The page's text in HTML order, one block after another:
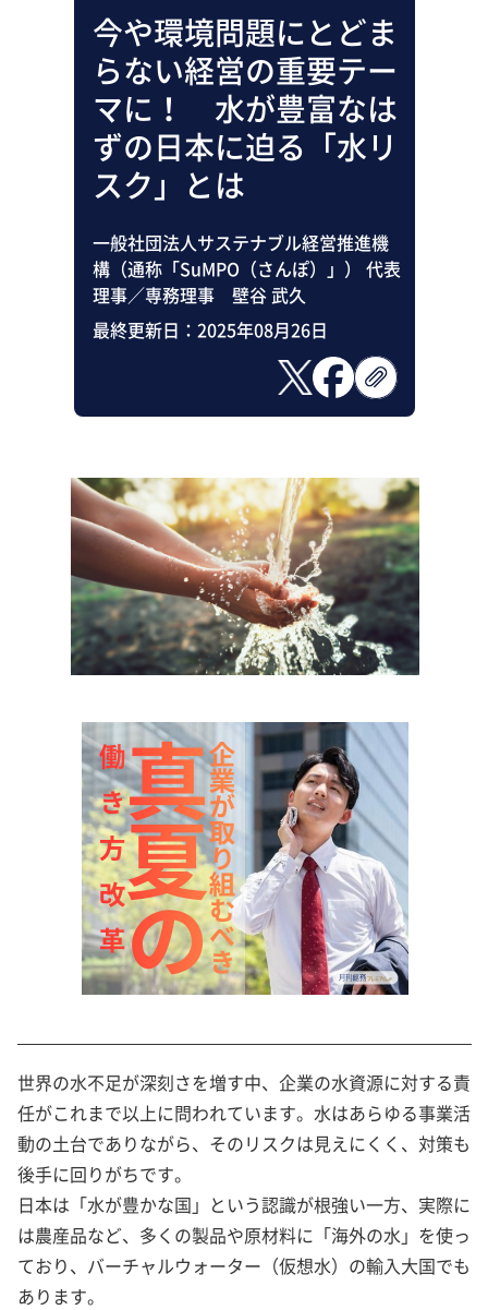
今や環境問題にとどま
らない経営の重要テー
マに！ 水が豊富なは
ずの日本に迫る「水リ
スク」とは
一般社団法人サステナブル経営推進機
構（通称「SuMPO（さんぽ）」） 代表
理事／専務理事 壁谷 武久
最終更新日： 2025年08月26日
世界の水不足が深刻さを増す中、企業の水資源に対する責
任がこれまで以上に問われています。水はあらゆる事業活
動の土台でありながら、そのリスクは見えにくく、対策も
後手に回りがちです。
日本は「水が豊かな国」という認識が根強い一方、実際に
は農産品など、多くの製品や原材料に「海外の水」を使っ
ており、バーチャルウォーター（仮想水）の輸入大国でも
あります。